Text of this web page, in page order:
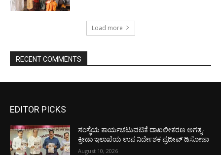
Load more
RECENT COMMENTS
EDITOR PICKS
ಸಂಸ್ಥೆಯ ಕಾರ್ಯಚಟುವಟಿಕೆ ದಾಖಲೀಕರಣ ಅಗತ್ಯ-
ಕ್ರೀಡಾ ಇಲಾಖೆಯ ಉಪ ನಿರ್ದೇಶಕ ಪ್ರದೀಪ್ ಡಿಸೋಜಾ
August 10, 2026